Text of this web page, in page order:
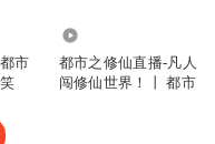
0
市
都市之修仙直播-凡人
闯修仙世界！丨 都市